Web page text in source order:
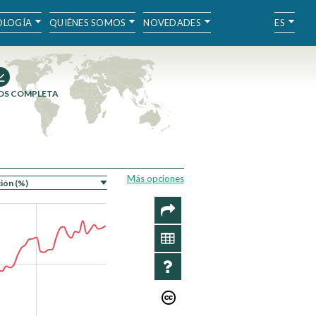
QUIÉNES SOMOS NOVEDADES ES
COMPLETA
Más opciones
COMPARTIR
SERIES
INFORMACIÓN